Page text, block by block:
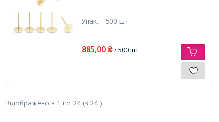
Упак.: 500 шт
885,00 ₴/ 500 шт
Відображено з 1 по 24 (з 24 )